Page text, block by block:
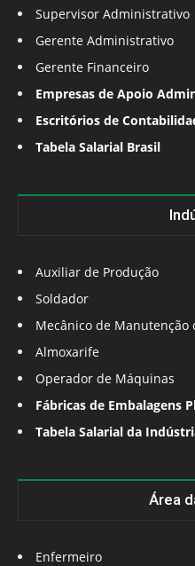
Supervisor Administrativo
Gerente Administrativo
Gerente Financeiro
Empresas de Apoio
Escritórios de
Tabela Salarial Brasil
Auxiliar de Produção
Soldador
Mecânico de Manutenção
Almoxarife
Operador de Máquinas
Fábricas de Embalagens
Tabela Salarial da
Área
Enfermeiro